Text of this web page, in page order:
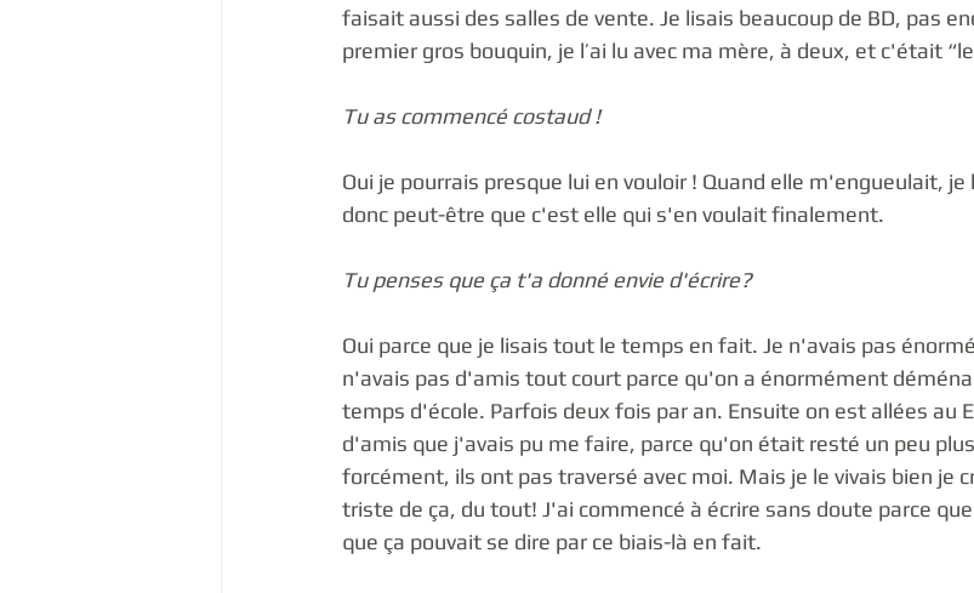
faisait aussi des salles de vente. Je lisais beaucoup de BD, pas
premier gros bouquin, je l’ai lu avec ma mère, à deux, et c'était
Tu as commencé costaud !
Oui je pourrais presque lui en vouloir ! Quand elle m'engueulait,
donc peut-être que c'est elle qui s'en voulait finalement.
Tu penses que ça t'a donné envie d'écrire?
Oui parce que je lisais tout le temps en fait. Je n'avais pas
n'avais pas d'amis tout court parce qu'on a énormément
temps d'école. Parfois deux fois par an. Ensuite on est allées au
d'amis que j'avais pu me faire, parce qu'on était resté un peu
forcément, ils ont pas traversé avec moi. Mais je le vivais bien je
triste de ça, du tout! J'ai commencé à écrire sans doute parce
que ça pouvait se dire par ce biais-là en fait.